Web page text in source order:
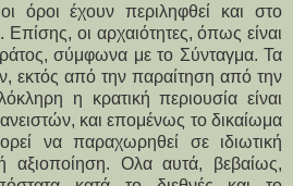
όροι έχουν περιληφθεί και στο
οι αρχαιότητες, όπως είναι
σύμφωνα με το Σύνταγμα. Τα
εκτός από την παραίτηση από την
η κρατική περιουσία είναι
και επομένως το δικαίωμα
να παραχωρηθεί σε ιδιωτική
αξιοποίηση. Ολα αυτά, βεβαίως,